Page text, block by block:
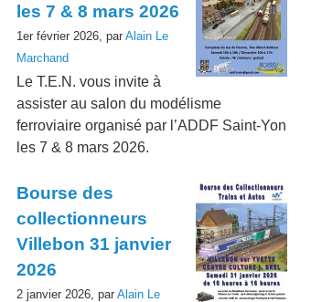
les 7 & 8 mars 2026
1er février 2026, parAlain Le
Marchand
Le T.E.N. vous invite à
assister au salon du modélisme
ferroviaire organisé par l’ADDF Saint-Yon
les 7 & 8 mars 2026.
Bourse des
collectionneurs
Villebon 31 janvier
2026
2 janvier 2026, parAlain Le